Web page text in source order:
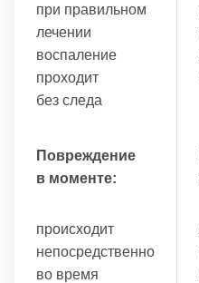
при правильном
лечении
воспаление
проходит
без следа
Повреждение
в моменте:
происходит
непосредственно
во время